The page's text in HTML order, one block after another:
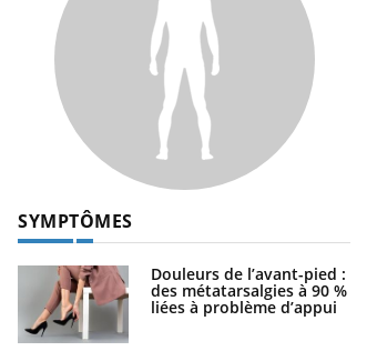
Éclipse solaire du 12 août : “Des
verres adaptés, c'est indispensable
pour la santé des yeux”
SYMPTÔMES
Douleurs de l’avant-pied :
des métatarsalgies à 90 %
liées à problème d’appui